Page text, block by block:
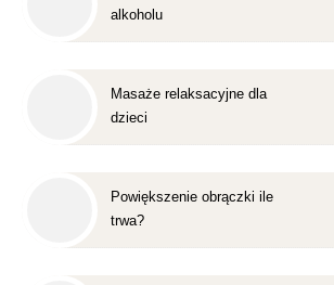
alkoholu
Masaże relaksacyjne dla
dzieci
Powiększenie obrączki ile
trwa?